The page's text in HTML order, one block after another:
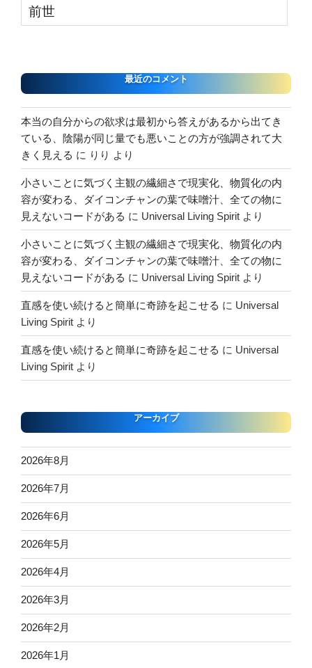
前世
最近のコメント
本当の自分からの欲求は最初から答えがあるから出てき
ている、陰陽が同じ量でも悪いことの方が強調されて大
きく見える に りり より
小さいことに気づく主観の繊細さで現実化、物質化の内
容が変わる、ダイコンチャンの葉で味噌汁、全ての物に
見えないコードがある に Universal Living Spirit より
小さいことに気づく主観の繊細さで現実化、物質化の内
容が変わる、ダイコンチャンの葉で味噌汁、全ての物に
見えないコードがある に Universal Living Spirit より
直感を使い続けると簡単に奇跡を起こせる に Universal
Living Spirit より
直感を使い続けると簡単に奇跡を起こせる に Universal
Living Spirit より
アーカイブ
2026年8月
2026年7月
2026年6月
2026年5月
2026年4月
2026年3月
2026年2月
2026年1月